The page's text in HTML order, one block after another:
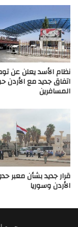
نظام الأسد يعلن عن
اتفاق جديد مع الأردن
المسافرين
قرار جديد بشأن معبر
الأردن وسوريا